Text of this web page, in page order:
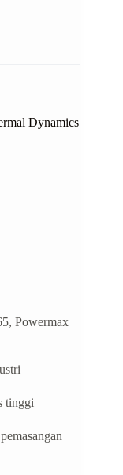
Dynamics
Powermax
tinggi